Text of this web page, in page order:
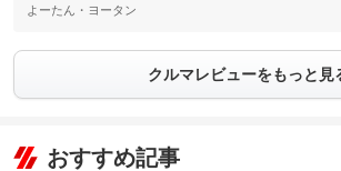
よーたん・ヨータン
クルマレビューをもっと見
おすすめ記事